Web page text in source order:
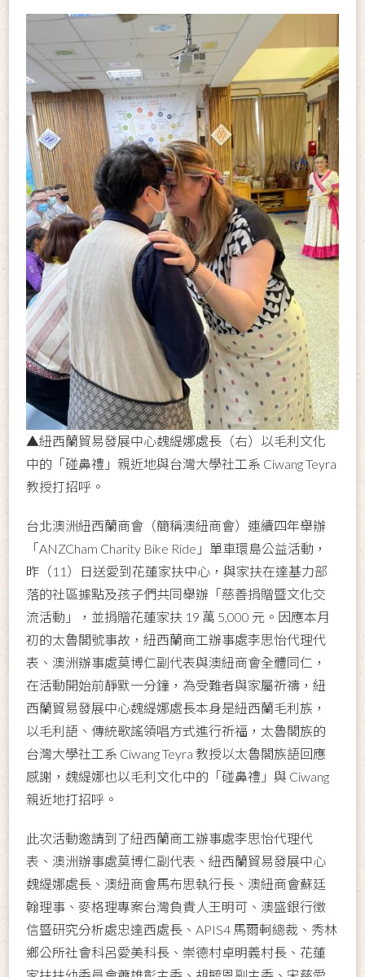
▲紐西蘭貿易發展中心魏緹娜處長（右）以毛利文化
中的「碰鼻禮」親近地與台灣大學社工系 Ciwang Teyra
教授打招呼。
台北澳洲紐西蘭商會（簡稱澳紐商會）連續四年舉辦
「ANZCham Charity Bike Ride」單車環島公益活動，
昨（11）日送愛到花蓮家扶中心，與家扶在達基力部
落的社區據點及孩子們共同舉辦「慈善捐贈暨文化交
流活動」，並捐贈花蓮家扶 19 萬 5,000 元。因應本月
初的太魯閣號事故，紐西蘭商工辦事處李思怡代理代
表、澳洲辦事處莫博仁副代表與澳紐商會全體同仁，
在活動開始前靜默一分鐘，為受難者與家屬祈禱，紐
西蘭貿易發展中心魏緹娜處長本身是紐西蘭毛利族，
以毛利語、傳統歌謠領唱方式進行祈福，太魯閣族的
台灣大學社工系 Ciwang Teyra 教授以太魯閣族語回應
感謝，魏緹娜也以毛利文化中的「碰鼻禮」與 Ciwang
親近地打招呼。
此次活動邀請到了紐西蘭商工辦事處李思怡代理代
表、澳洲辦事處莫博仁副代表、紐西蘭貿易發展中心
魏緹娜處長、澳紐商會馬布思執行長、澳紐商會蘇廷
翰理事、麥格理專案台灣負責人王明可、澳盛銀行徵
信暨研究分析處忠達西處長、APIS4 馬爾軻總裁、秀林
鄉公所社會科呂愛美科長、崇德村卓明義村長、花蓮